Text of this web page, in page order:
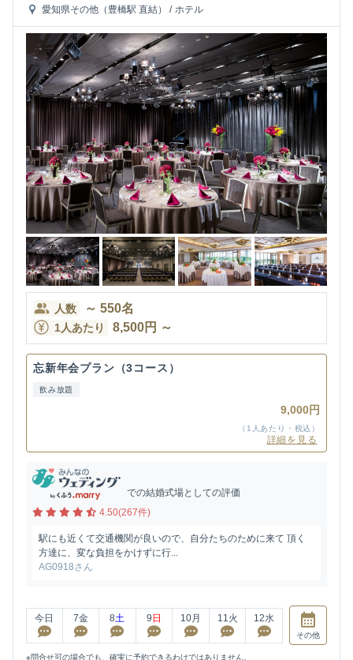
愛知県その他（豊橋駅 直結） / ホテル
人数 ～ 550名
1人あたり 8,500円 ～
忘新年会プラン（3コース）
飲み放題
9,000円
（1人あたり・税込）
詳細を見る
での結婚式場としての評価
4.50(267件)
駅にも近くて交通機関が良いので、自分たちのために来て 頂く
方達に、変な負担をかけずに行...
AG0918さん
今日 7金 8土 9 日 10月 11火 12水
その他
※問合せ可の場合でも、確実に予約できるわけではありません。